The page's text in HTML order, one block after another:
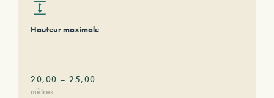
Hauteur maximale
20,00 – 25,00
mètres